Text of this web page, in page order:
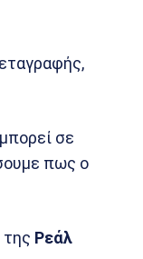
σε
πως ο
της Ρεάλ